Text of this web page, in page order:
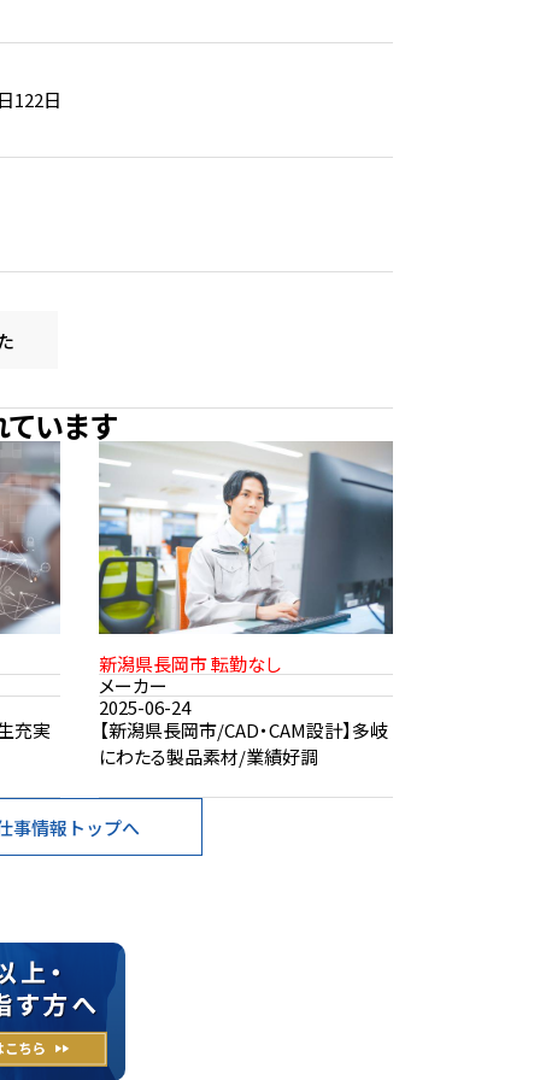
122日
います
充実
新潟県長岡市 転勤なし
メーカー
2025-06-24
【新潟県長岡市/CAD・CAM設計】多岐
にわたる製品素材/業績好調
事情報トップへ